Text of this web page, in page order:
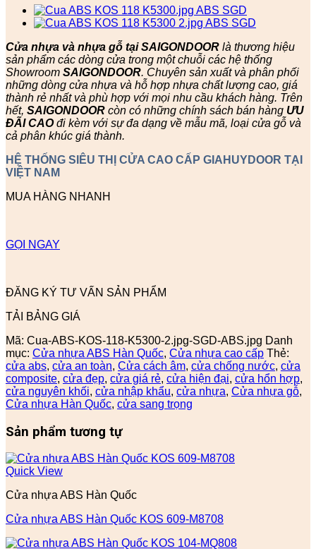
Cửa nhựa và nhựa gỗ tại SAIGONDOOR là thương hiệu
sản phẩm các dòng cửa trong một chuỗi các hệ thống
Showroom SAIGONDOOR. Chuyên sản xuất và phân phối
những dòng cửa nhựa và hỗ hợp nhựa chất lượng cao, giá
thành rẻ nhất và phù hợp với mọi nhu cầu khách hàng. Trên
hết, SAIGONDOOR còn có những chính sách bán hàng ƯU
ĐÃI CAOđi kèm với sự đa dạng về mẫu mã, loại cửa gỗ và
cả phân khúc giá thành.
HỆ THỐNG SIÊU THỊ CỬA CAO CẤP GIAHUYDOOR TẠI
VIỆT NAM
MUA HÀNG NHANH
GỌI NGAY
ĐĂNG KÝ TƯ VẤN SẢN PHẨM
TẢI BẢNG GIÁ
Mã: Cua-ABS-KOS-118-K5300-2.jpg-SGD-ABS.jpg Danh
mục: Cửa nhựa ABS Hàn Quốc, Cửa nhựa cao cấp Thẻ:
cửa abs, cửa an toàn, Cửa cách âm, cửa chống nước, cửa
composite, cửa đẹp, cửa giá rẻ, cửa hiện đại, cửa hổn hợp,
cửa nguyên khối, cửa nhập khẩu, cửa nhựa, Cửa nhựa gỗ,
Cửa nhựa Hàn Quốc, cửa sang trọng
Sản phẩm tương tự
Quick View
Cửa nhựa ABS Hàn Quốc
Cửa nhựa ABS Hàn Quốc KOS 609-M8708